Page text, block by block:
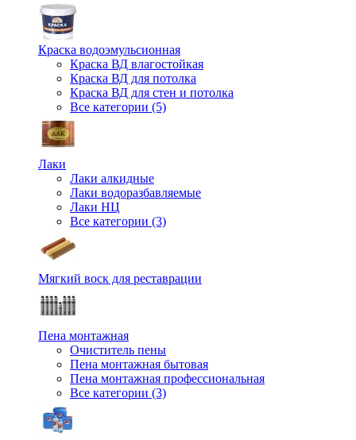
Краска водоэмульсионная
Краска ВД влагостойкая
Краска ВД для потолка
Краска ВД для стен и потолка
Все категории (5)
Лаки
Лаки алкидные
Лаки водоразбавляемые
Лаки НЦ
Все категории (3)
Мягкий воск для реставрации
Пена монтажная
Очиститель пены
Пена монтажная бытовая
Пена монтажная профессиональная
Все категории (3)